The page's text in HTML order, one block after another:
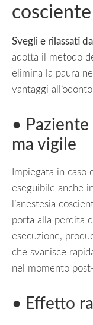
cosciente
Svegli e rilassati
adotta il metodo
elimina la paura
vantaggi
•
ma vigile
Impiegata in
eseguibile anche
l’anestesia
porta alla perdita
esecuzione,
che svanisce
nel momento
• Effetto